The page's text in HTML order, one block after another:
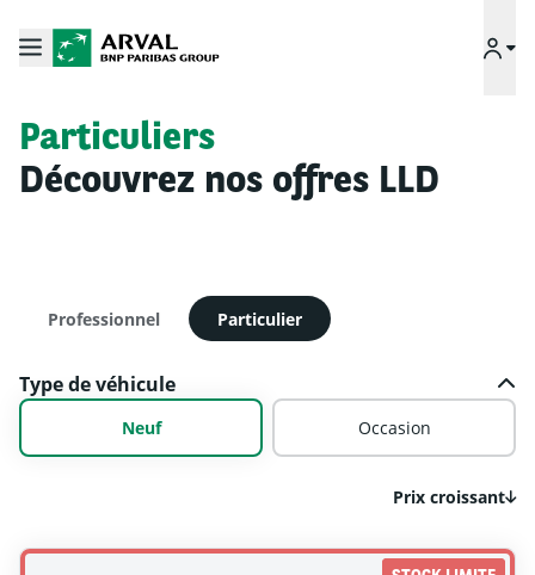
Particuliers
Découvrez nos offres LLD
Professionnel Particulier
Type de véhicule
Neuf Occasion
Prix croissant